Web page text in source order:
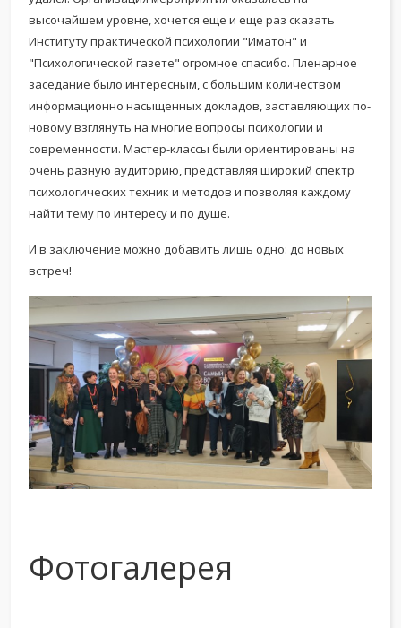
высочайшем уровне, хочется еще и еще раз сказать
Институту практической психологии "Иматон" и
"Психологической газете" огромное спасибо. Пленарное
заседание было интересным, с большим количеством
информационно насыщенных докладов, заставляющих по-
новому взглянуть на многие вопросы психологии и
современности. Мастер-классы были ориентированы на
очень разную аудиторию, представляя широкий спектр
психологических техник и методов и позволяя каждому
найти тему по интересу и по душе.
И в заключение можно добавить лишь одно: до новых
встреч!
Фотогалерея